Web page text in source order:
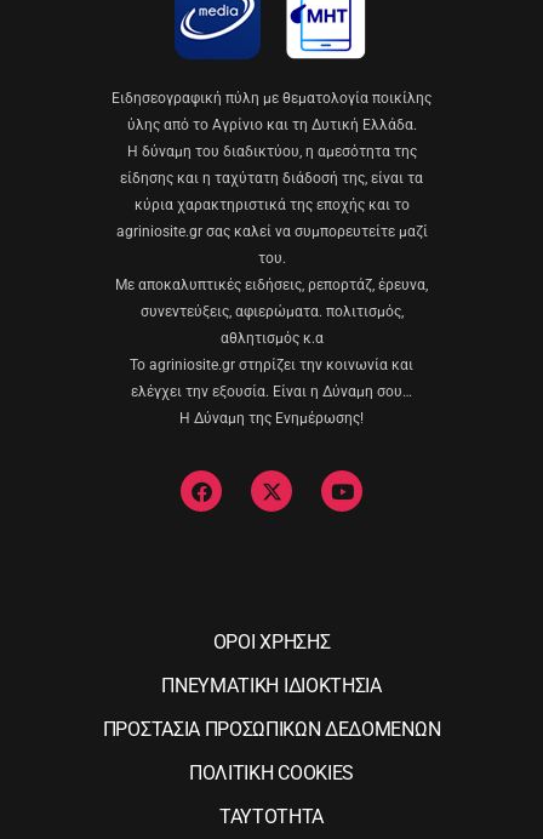
Eιδησεογραφική πύλη με θεματολογία ποικίλης
ύλης από το Αγρίνιο και τη Δυτική Ελλάδα.
Η δύναμη του διαδικτύου, η αμεσότητα της
είδησης και η ταχύτατη διάδοσή της, είναι τα
κύρια χαρακτηριστικά της εποχής και το
agriniosite.gr σας καλεί να συμπορευτείτε μαζί
του.
Με αποκαλυπτικές ειδήσεις, ρεπορτάζ, έρευνα,
συνεντεύξεις, αφιερώματα. πολιτισμός,
αθλητισμός κ.α
Το agriniosite.gr στηρίζει την κοινωνία και
ελέγχει την εξουσία. Είναι η Δύναμη σου…
Η Δύναμη της Ενημέρωσης!
ΟΡΟΙ ΧΡΗΣΗΣ
ΠΝΕΥΜΑΤΙΚΗ ΙΔΙΟΚΤΗΣΙΑ
ΠΡΟΣΤΑΣΙΑ ΠΡΟΣΩΠΙΚΩΝ ΔΕΔΟΜΕΝΩΝ
ΠΟΛΙΤΙΚΗ COOKIES
ΤΑΥΤΟΤΗΤΑ